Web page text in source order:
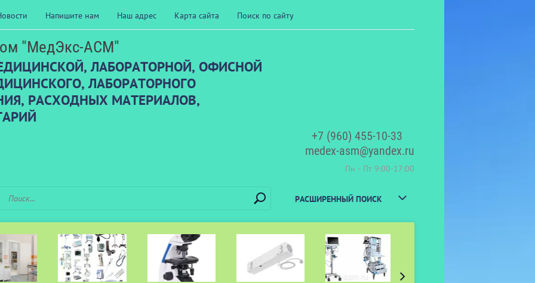
Напишите нам Наш адрес Карта сайта Поиск по сайту
"МедЭкс-АСМ"
ЛАБОРАТОРНОЙ, ОФИСНОЙ
ЛАБОРАТОРНОГО
РАСХОДНЫХ МАТЕРИАЛОВ,
+7 (960) 455-10-33
medex-asm@yandex.ru
Пн - Пт 9:00-17:00
РАСШИРЕННЫЙ ПОИСК